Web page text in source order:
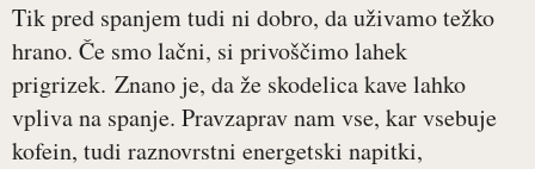
Tik pred spanjem tudi ni dobro, da uživamo težko
hrano. Če smo lačni, si privoščimo lahek
prigrizek. Znano je, da že skodelica kave lahko
vpliva na spanje. Pravzaprav nam vse, kar vsebuje
kofein, tudi raznovrstni energetski napitki,